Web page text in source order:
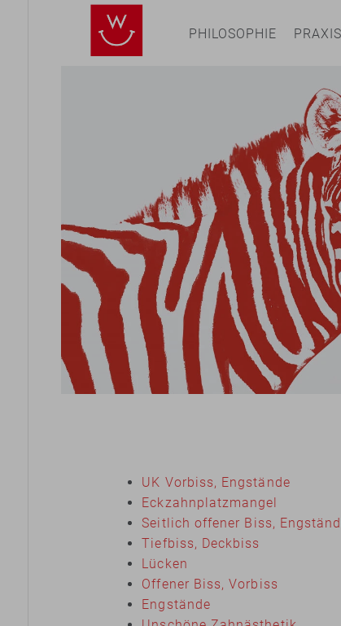
PHILOSOPHIE PRAXIS
UK Vorbiss, Engstände
Eckzahn­platz­mangel
Seitlich offener Biss,
Tiefbiss, Deckbiss
Lücken
Offener Biss, Vorbiss
Engstände